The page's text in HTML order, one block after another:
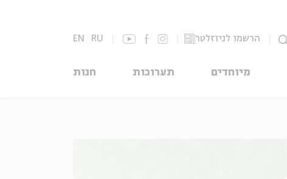
הרשמו לניוזלטר EN RU
מיוחדים תערוכות חנות